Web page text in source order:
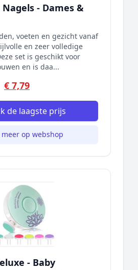
- Dames &
voeten en gezicht vanaf
en zeer volledige
set is geschikt voor
en is daa...
€ 7,79
de laagste prijs
meer op webshop
- Baby